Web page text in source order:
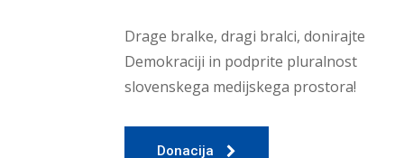
Drage bralke, dragi bralci, donirajte
Demokraciji in podprite pluralnost
slovenskega medijskega prostora!
Donacija